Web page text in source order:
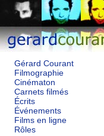
Gérard Courant
Filmographie
Cinématon
Carnets filmés
Écrits
Événements
Films en ligne
Rôles